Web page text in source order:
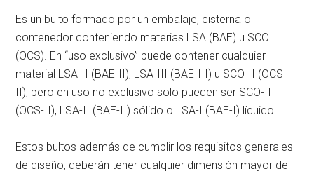
Es un bulto formado por un embalaje, cisterna o
contenedor conteniendo materias LSA (BAE) u SCO
(OCS). En “uso exclusivo” puede contener cualquier
material LSA-II (BAE-II), LSA-III (BAE-III) u SCO-II (OCS-
II), pero en uso no exclusivo solo pueden ser SCO-II
(OCS-II), LSA-II (BAE-II) sólido o LSA-I (BAE-I) líquido.
Estos bultos además de cumplir los requisitos generales
de diseño, deberán tener cualquier dimensión mayor de